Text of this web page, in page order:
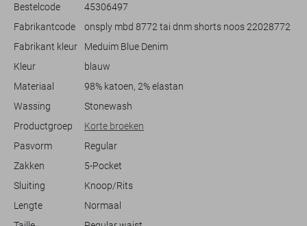
nu een dagje naar het strand gaat of een avondje uit plant met
vrienden. Het normale zoomdetail aan de pijpen voegt een extra
vleugje nonchalance toe, waardoor je deze broek zowel in een
een eenvoudig T-shirt of een nette polo om jouw look compleet te
maken. Dankzij de duurzame materiaalkeuze en het veelzijdige
zomergarderobe.
Bestelcode
45306497
Fabrikantcode
onsply mbd 8772 tai dnm shorts noos 22028772
Fabrikant kleur
Meduim Blue Denim
Kleur
blauw
Materiaal
98% katoen, 2% elastan
Wassing
Stonewash
Productgroep
Korte broeken
Pasvorm
Regular
Zakken
5-Pocket
Sluiting
Knoop/Rits
Lengte
Normaal